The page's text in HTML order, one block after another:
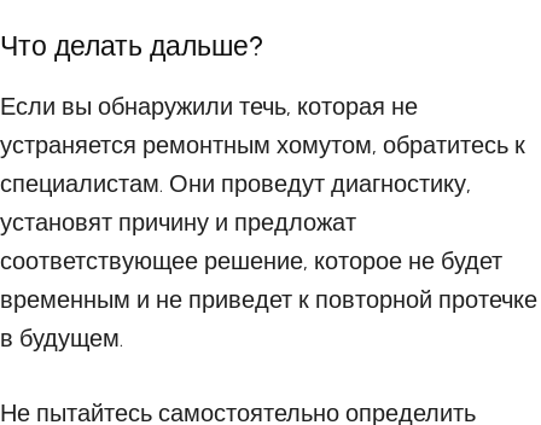
Что делать дальше?
Если вы обнаружили течь, которая не
устраняется ремонтным хомутом, обратитесь к
специалистам. Они проведут диагностику,
установят причину и предложат
соответствующее решение, которое не будет
временным и не приведет к повторной протечке
в будущем.
Не пытайтесь самостоятельно определить